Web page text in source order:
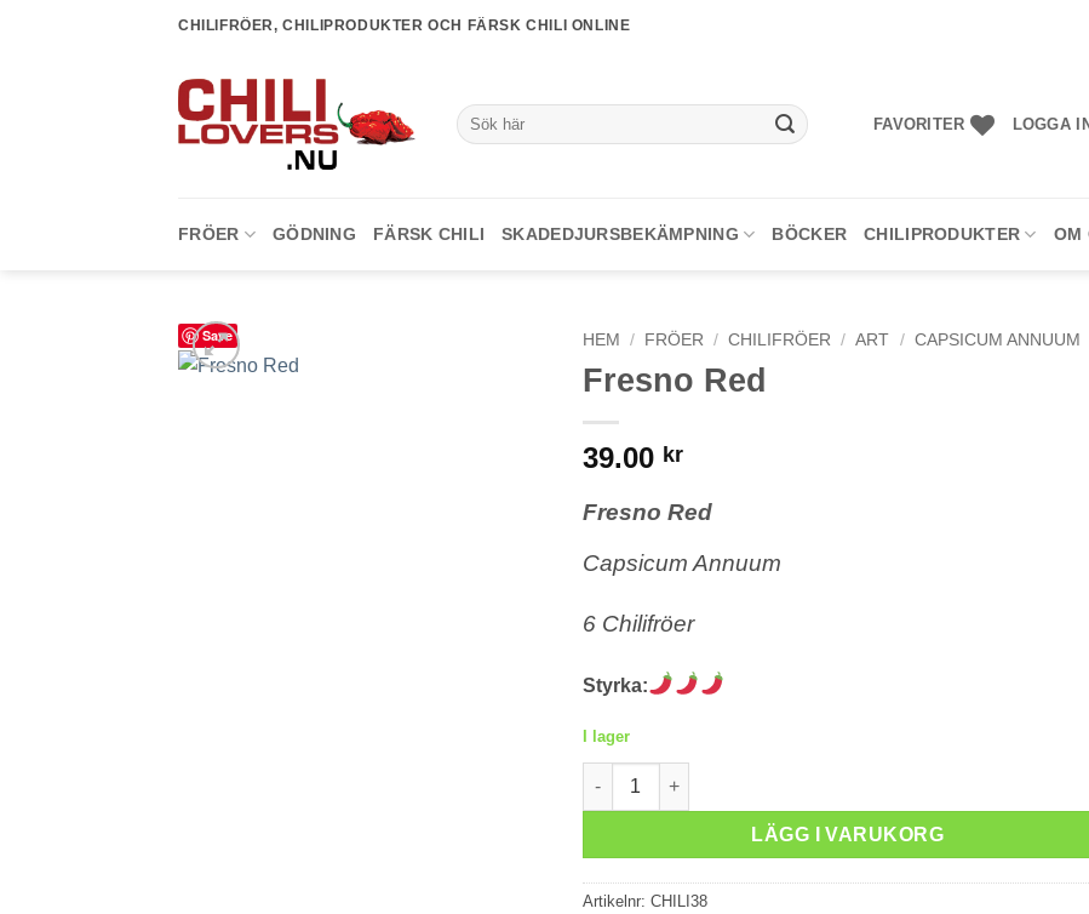
CHILIFRÖER, CHILIPRODUKTER OCH FÄRSK CHILI ONLINE
Sök
efter:
FAVORITER LOGGA
FRÖER GÖDNING FÄRSK CHILI SKADEDJURSBEKÄMPNING BÖCKER CHILIPRODUKTER OM
Save HEM / FRÖER / CHILIFRÖER / ART / CAPSICUM ANNUUM
Fresno Red
39.00 kr
Fresno Red
Capsicum Annuum
6 Chilifröer
Styrka:
I lager
Fresno Red mängd
LÄGG I VARUKORG
Artikelnr: CHILI38